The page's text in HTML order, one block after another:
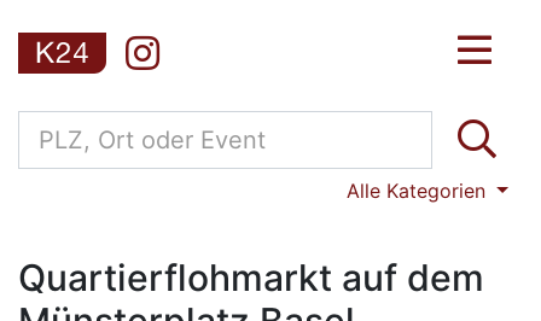
Alle Kategorien
Quartierflohmarkt auf dem